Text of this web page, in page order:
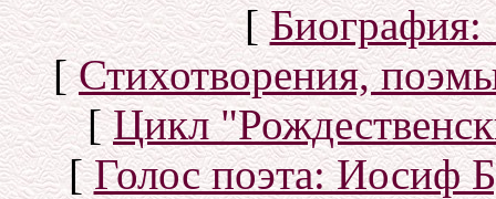
[Биография:
[Стихотворения,
[Цикл
[Голос поэта: Иосиф